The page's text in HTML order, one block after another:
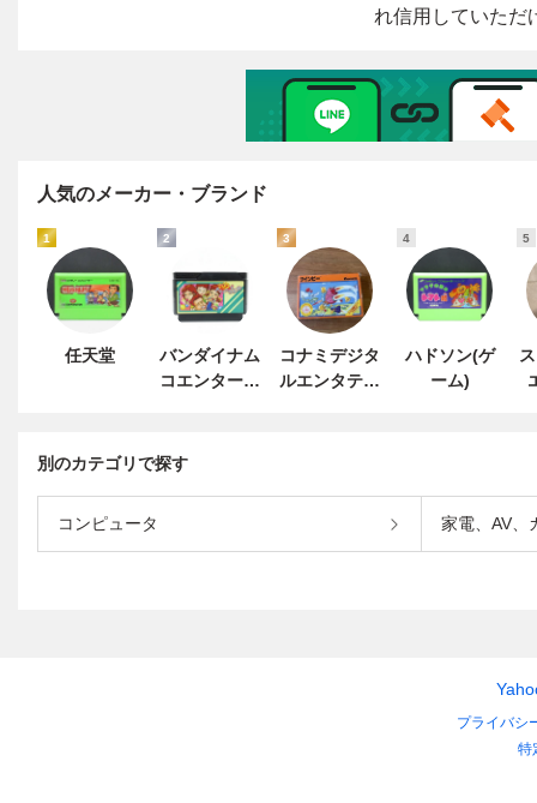
人気のメーカー・ブランド
1
任天堂
2
バンダイナム
コエンターテ
3
コナミデジタ
ルエンタテイ
4
ハドソン(ゲ
ーム)
5
別のカテゴリで探す
コンピュータ 家電、AV、
プライバシ
特